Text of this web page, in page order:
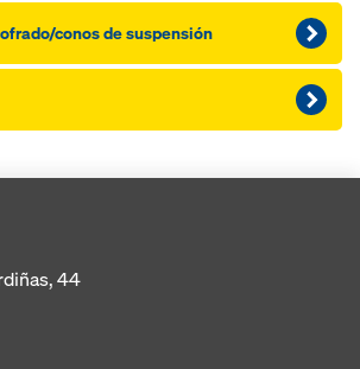
conos de suspensión
44